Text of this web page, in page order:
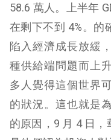
58.6 萬人。上半年
在剩下不到 4%。的
陷入經濟成長放緩
種供給端問題而上
多人覺得這個世界
的狀況。這也就是
的原因，9 月 4 日